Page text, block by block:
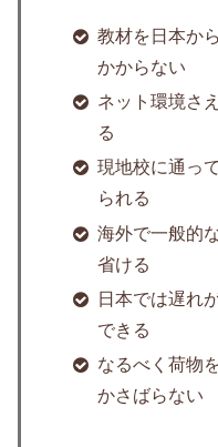
教材を日本か
かからない
ネット環境さ
る
現地校に通っ
られる
海外で一般的
省ける
日本では遅れ
できる
なるべく荷物
かさばらない